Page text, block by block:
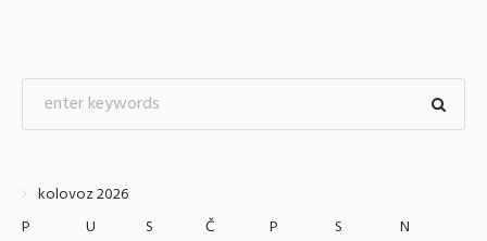
kolovoz 2026
P
U S Č P S
N